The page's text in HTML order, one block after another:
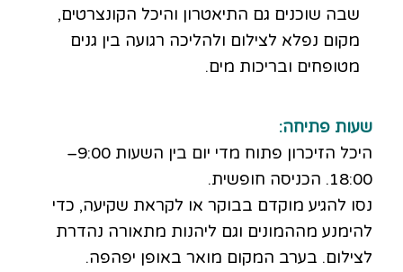
שבה שוכנים גם התיאטרון והיכל הקונצרטים,
מקום נפלא לצילום ולהליכה רגועה בין גנים
מטופחים ובריכות מים.
שעות פתיחה:
היכל הזיכרון פתוח מדי יום בין השעות 9:00–
18:00. הכניסה חופשית.
נסו להגיע מוקדם בבוקר או לקראת שקיעה, כדי
להימנע מההמונים וגם ליהנות מתאורה נהדרת
לצילום. בערב המקום מואר באופן יפהפה.